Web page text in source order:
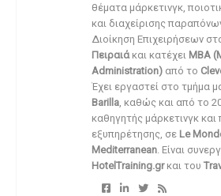
θέματα μάρκετινγκ,
και διαχείρισης
Διοίκηση Επιχειρήσεων
Πειραιά και κατέχει MBA
Administration) από το
Έχει εργαστεί στο τμήμα
Barilla , καθώς και από το
καθηγητής μάρκετινγκ και
εξυπηρέτησης, σε Le
Mediterranean . Είναι
HotelTraining.grκαι του